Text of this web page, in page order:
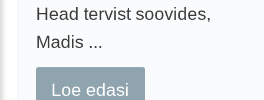
Head tervist soovides,
Madis ...
Loe edasi